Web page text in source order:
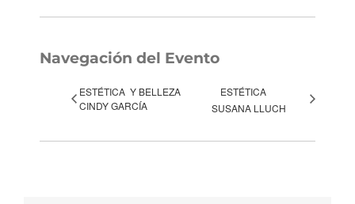
Navegación del Evento
ESTÉTICA Y BELLEZA
CINDY GARCÍA
ESTÉTICA
SUSANA LLUCH